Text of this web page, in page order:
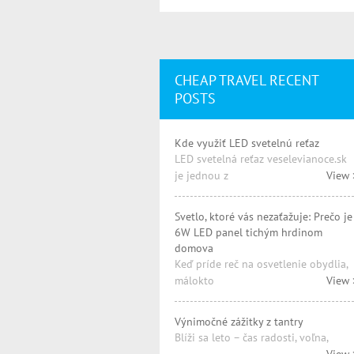
CHEAP TRAVEL RECENT
POSTS
Kde využiť LED svetelnú reťaz
LED svetelná reťaz veselevianoce.sk
je jednou z
View
Svetlo, ktoré vás nezaťažuje: Prečo je
6W LED panel tichým hrdinom
domova
Keď príde reč na osvetlenie obydlia,
málokto
View
Výnimočné zážitky z tantry
Blíži sa leto – čas radosti, voľna,